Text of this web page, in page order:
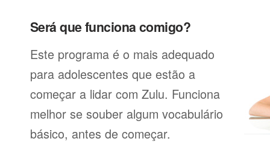
Será que funciona comigo?
Este programa é o mais adequado
para adolescentes que estão a
começar a lidar com Zulu. Funciona
melhor se souber algum vocabulário
básico, antes de começar.